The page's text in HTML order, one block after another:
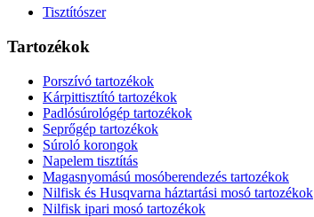
Tisztítószer
Tartozékok
Porszívó tartozékok
Kárpittisztító tartozékok
Padlósúrológép tartozékok
Seprőgép tartozékok
Súroló korongok
Napelem tisztítás
Magasnyomású mosóberendezés tartozékok
Nilfisk és Husqvarna háztartási mosó tartozékok
Nilfisk ipari mosó tartozékok